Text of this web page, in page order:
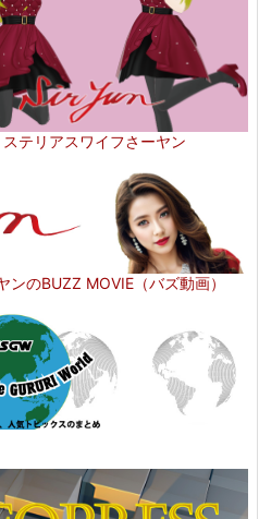
テリアスワイフさーヤン
のBUZZ MOVIE（バズ動画）